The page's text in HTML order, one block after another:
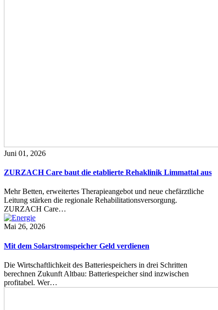
Juni 01, 2026
ZURZACH Care baut die etablierte Rehaklinik Limmattal aus
Mehr Betten, erweitertes Therapieangebot und neue chefärztliche
Leitung stärken die regionale Rehabilitationsversorgung.
ZURZACH Care…
Mai 26, 2026
Mit dem Solarstromspeicher Geld verdienen
Die Wirtschaftlichkeit des Batteriespeichers in drei Schritten
berechnen Zukunft Altbau: Batteriespeicher sind inzwischen
profitabel. Wer…